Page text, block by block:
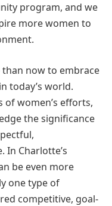
program, and we
more women to
now to embrace
today’s world.
women’s efforts,
the significance
In Charlotte’s
be even more
one type of
competitive, goal-